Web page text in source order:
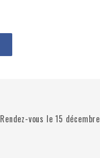
vous le 15 décembre